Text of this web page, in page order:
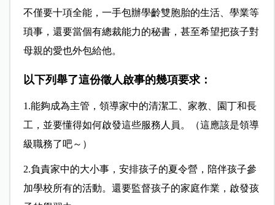
不僅要十項全能，一手包辦學齡雙胞胎的生活、學業等
瑣事，還要當個有總裁能力的秘書，甚至希望把孩子對
母親的愛也外包給他。
以下列舉了這份徵人啟事的幾項要求：
1.能夠成為主管，領導家中的清潔工、家教、園丁和長
工，並要懂得如何啟發這些服務人員。（這應該是領導
級職務了吧～）
2.負責家中的大小事，安排孩子的夏令營，陪伴孩子參
加學校所有的活動。還要監督孩子的家庭作業，啟發孩